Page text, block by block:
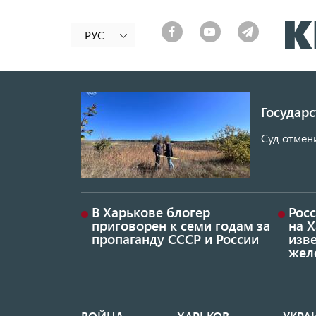
РУС
Суд
В Харькове блогер
приговорен к семи годам за
пропаганду СССР и России
на